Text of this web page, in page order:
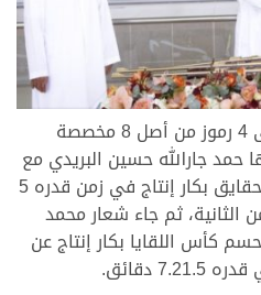
حيث سيطر أبناء الشحانية على 4 رموز من أصل 8 مخصصة
حمد جارالله حسين البريدي مع
“وجدان” التي حسمت كأس الحقايق بكار إنتاج في زمن قدره 5
من الثانية، ثم جاء شعار محمد
كأس اللقايا بكار إنتاج عن
دقائق.